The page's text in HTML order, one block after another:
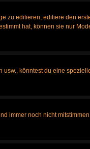
zu editieren, editiere den
hat, können sie nur
könntest du eine
immer noch nicht